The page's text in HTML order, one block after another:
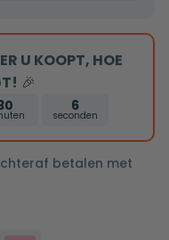
U KOOPT, HOE
🎉
5
seconden
betalen met